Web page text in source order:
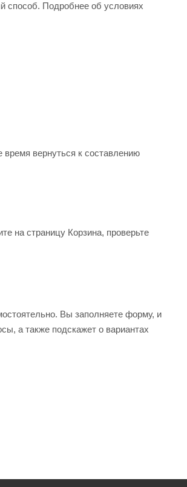
способ. Подробнее об условиях
вернуться к составлению
на страницу Корзина, проверьте
Вы заполняете форму, и
а также подскажет о вариантах